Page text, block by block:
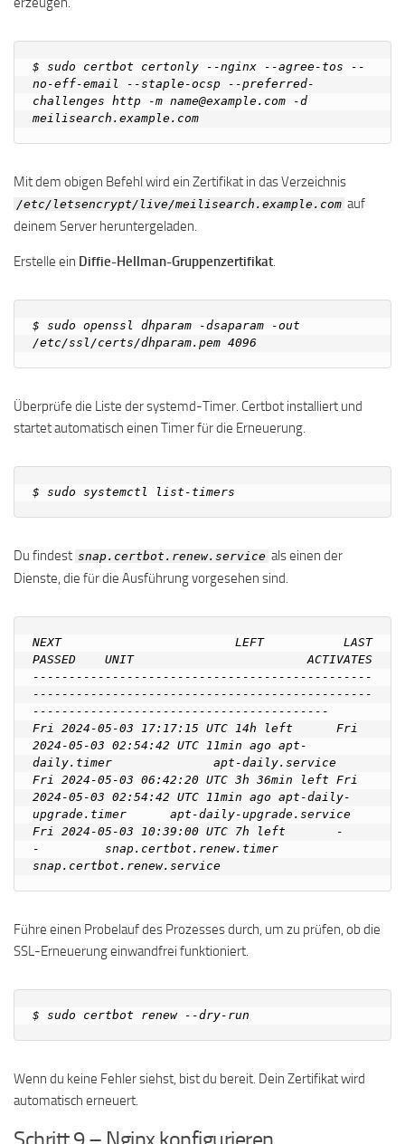
$ sudo certbot certonly --nginx --agree-tos --
no-eff-email --staple-ocsp --preferred-
challenges http -m name@example.com -d
Mit dem obigen Befehl wird ein Zertifikat in das Verzeichnis
/etc/letsencrypt/live/meilisearch.example.com auf
deinem Server heruntergeladen.
Erstelle ein Diffie-Hellman-Gruppenzertifikat.
$ sudo openssl dhparam -dsaparam -out
Überprüfe die Liste der systemd-Timer. Certbot installiert und
startet automatisch einen Timer für die Erneuerung.
Du findest snap.certbot.renew.service als einen der
Dienste, die für die Ausführung vorgesehen sind.
NEXT                        LEFT           LAST
PASSED    UNIT                        ACTIVATES
-----------------------------------------------
-----------------------------------------------
-----------------------------------------
Fri 2024-05-03 17:17:15 UTC 14h left      Fri
2024-05-03 02:54:42 UTC 11min ago apt-
daily.timer              apt-daily.service
Fri 2024-05-03 06:42:20 UTC 3h 36min left Fri
2024-05-03 02:54:42 UTC 11min ago apt-daily-
upgrade.timer      apt-daily-upgrade.service
Fri 2024-05-03 10:39:00 UTC 7h left       -
-         snap.certbot.renew.timer
Führe einen Probelauf des Prozesses durch, um zu prüfen, ob die
SSL-Erneuerung einwandfrei funktioniert.
Wenn du keine Fehler siehst, bist du bereit. Dein Zertifikat wird
automatisch erneuert.